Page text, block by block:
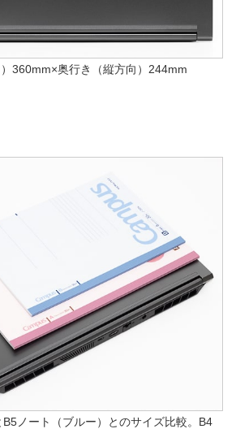
360mm×奥行き（縦方向）244mm
ノート（ブルー）とのサイズ比較。B4